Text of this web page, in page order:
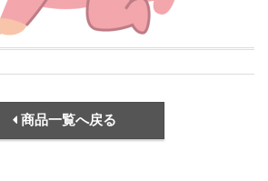
商品一覧へ戻る